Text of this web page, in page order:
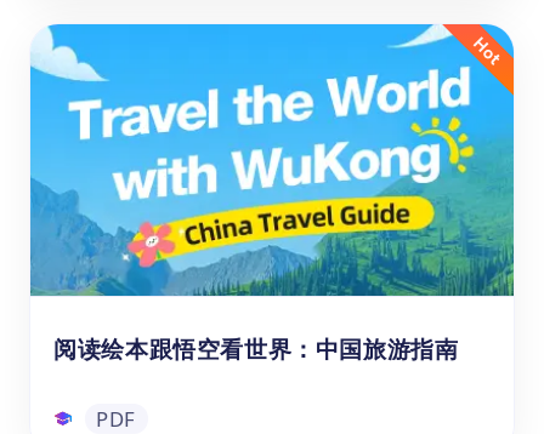
1-6年级ELA推荐阅读书单
悟空ELA推荐阅读书单是专为6-12岁学生量身
定制的分级阅读指南，覆盖小学1至6年级。
书单精选题材丰富、难度递进的优质英文读
物，既有轻松有趣的入门故事，也有引人深思
的进阶文本，兼顾不同阅读水平与兴趣偏好，
旨在通过多元阅读体验激发孩子的想象力、培
养批判思维，并持续拓展其认知边界与英语能
力。
PDF
阅读绘本跟悟空看世界：中国旅游指南
PDF